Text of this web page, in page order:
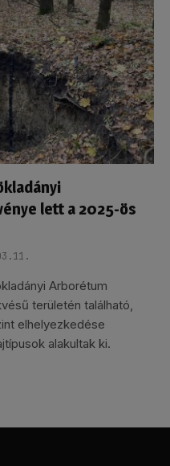
lett a 2025-ös
Arborétum
területén található,
elhelyezkedése
alakultak ki.